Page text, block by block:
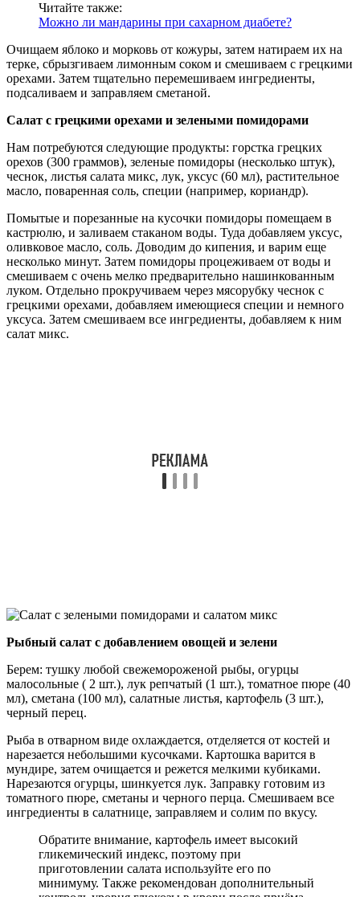
Читайте также:
Можно ли мандарины при сахарном диабете?
Очищаем яблоко и морковь от кожуры, затем натираем их на
терке, сбрызгиваем лимонным соком и смешиваем с грецкими
орехами. Затем тщательно перемешиваем ингредиенты,
подсаливаем и заправляем сметаной.
Салат с грецкими орехами и зелеными помидорами
Нам потребуются следующие продукты: горстка грецких
орехов (300 граммов), зеленые помидоры (несколько штук),
чеснок, листья салата микс, лук, уксус (60 мл), растительное
масло, поваренная соль, специи (например, кориандр).
Помытые и порезанные на кусочки помидоры помещаем в
кастрюлю, и заливаем стаканом воды. Туда добавляем уксус,
оливковое масло, соль. Доводим до кипения, и варим еще
несколько минут. Затем помидоры процеживаем от воды и
смешиваем с очень мелко предварительно нашинкованным
луком. Отдельно прокручиваем через мясорубку чеснок с
грецкими орехами, добавляем имеющиеся специи и немного
уксуса. Затем смешиваем все ингредиенты, добавляем к ним
салат микс.
Рыбный салат с добавлением овощей и зелени
Берем: тушку любой свежемороженой рыбы, огурцы
малосольные ( 2 шт.), лук репчатый (1 шт.), томатное пюре (40
мл), сметана (100 мл), салатные листья, картофель (3 шт.),
черный перец.
Рыба в отварном виде охлаждается, отделяется от костей и
нарезается небольшими кусочками. Картошка варится в
мундире, затем очищается и режется мелкими кубиками.
Нарезаются огурцы, шинкуется лук. Заправку готовим из
томатного пюре, сметаны и черного перца. Смешиваем все
ингредиенты в салатнице, заправляем и солим по вкусу.
Обратите внимание, картофель имеет высокий
гликемический индекс, поэтому при
приготовлении салата используйте его по
минимуму. Также рекомендован дополнительный